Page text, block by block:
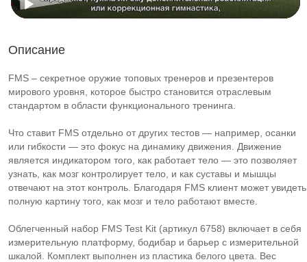
Описание
FMS – секретное оружие топовых тренеров и презентеров
мирового уровня, которое быстро становится отраслевым
стандартом в области функционального тренинга.
Что ставит FMS отдельно от других тестов — например, осанки
или гибкости — это фокус на динамику движения. Движение
является индикатором того, как работает тело — это позволяет
узнать, как мозг контролирует тело, и как суставы и мышцы
отвечают на этот контроль. Благодаря FMS клиент может увидеть
полную картину того, как мозг и тело работают вместе.
Облегченный набор FMS Test Kit (артикул 6758) включает в себя
измерительную платформу, бодибар и барьер с измерительной
шкалой. Комплект выполнен из пластика белого цвета. Вес